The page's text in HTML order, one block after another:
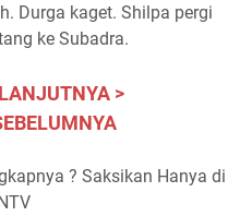
Durga kaget. Shilpa pergi
ke Subadra.
>
? Saksikan Hanya di